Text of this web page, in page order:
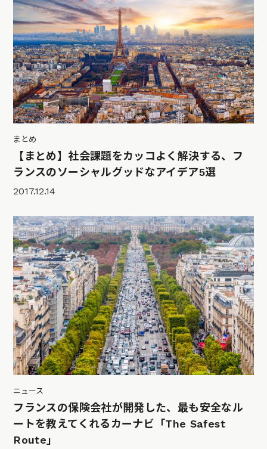
まとめ
【まとめ】社会課題をカッコよく解決する、フ
ランスのソーシャルグッドなアイデア5選
2017.12.14
ニュース
フランスの保険会社が開発した、最も安全なル
ートを教えてくれるカーナビ「The Safest
Route」